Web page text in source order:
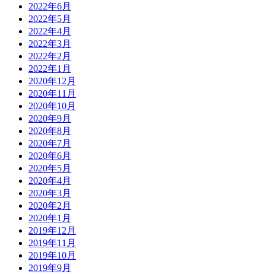
2022年6月
2022年5月
2022年4月
2022年3月
2022年2月
2022年1月
2020年12月
2020年11月
2020年10月
2020年9月
2020年8月
2020年7月
2020年6月
2020年5月
2020年4月
2020年3月
2020年2月
2020年1月
2019年12月
2019年11月
2019年10月
2019年9月